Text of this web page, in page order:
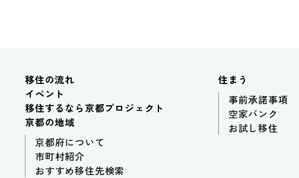
移住の流れ
イベント
移住するなら京都プロジェクト
京都の地域
京都府について
市町村紹介
おすすめ移住先検索
住まう
事前承諾事項
空家バンク
お試し移住